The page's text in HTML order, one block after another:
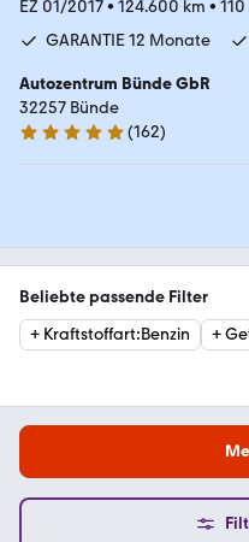
EZ 01/2017• 124.600 km •
GARANTIE 12 Monate
Autozentrum Bünde GbR
32257 Bünde
4.8 Sterne
(162)
Beliebte passende Filter
+ Kraftstoffart:Benzin +